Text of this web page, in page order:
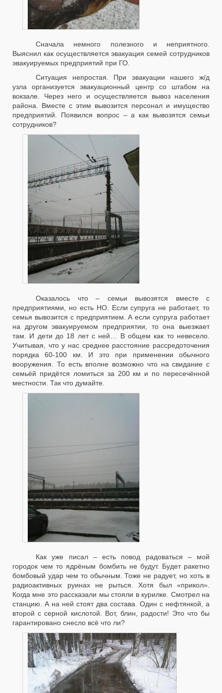
Сначала немного полезного и неприятного.
Выяснил как осуществляется эвакуация семей сотрудников
эвакуируемых предприятий при ГО.
Ситуация непростая. При эвакуации нашего ж/д
узла организуется эвакуационный центр со штабом на
вокзале. Через него и осуществляется вывоз населения
района. Вместе с этим вывозится персонал и имущество
предприятий. Появился вопрос – а как вывозятся семьи
сотрудников?
Оказалось что – семьи вывозятся вместе с
предприятиями, но есть НО. Если супруга не работает, то
семья вывозится с предприятием. А если супруга работает
на другом эвакуируемом предприятии, то она выезжает
там. И дети до 18 лет с ней… В общем как то невесело.
Учитывая, что у нас среднее расстояние рассредоточения
порядка 60-100 км. И это при применении обычного
вооружения. То есть вполне возможно что на свидание с
семьёй придётся ломиться за 200 км и по пересечённой
местности. Так что думайте.
Как уже писал – есть повод радоваться – мой
городок чем то ядрёным бомбить не будут. Будет ракетно
бомбовый удар чем то обычным. Тоже не радует, но хоть в
радиоактивных руинах не рыться. Хотя был «прикол».
Когда мне это рассказали мы стояли в курилке. Смотрел на
станцию. А на ней стоят два состава. Один с нефтянкой, а
второй с серной кислотой. Вот, блин, радости! Это что бы
гарантировано снесло всё что ли?